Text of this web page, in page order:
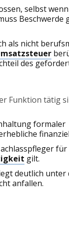
selbst
Beschwerde
als nicht
des
Funktion tätig
formaler
gilt.
deutlich unter
anfallen.